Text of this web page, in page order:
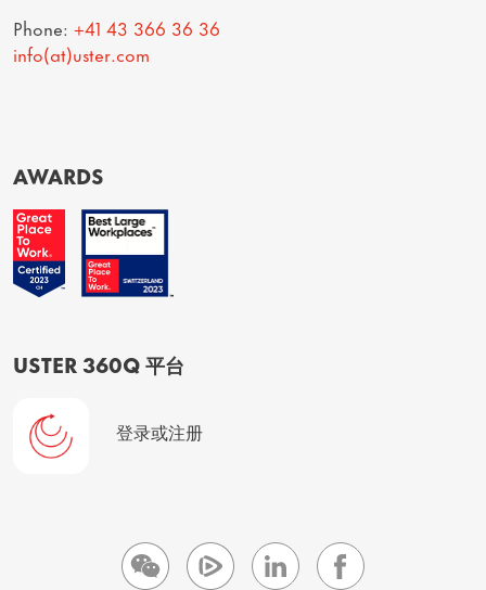
Phone: +41 43 366 36 36
info(at)uster.com
AWARDS
USTER 360Q 平台
登录或注册